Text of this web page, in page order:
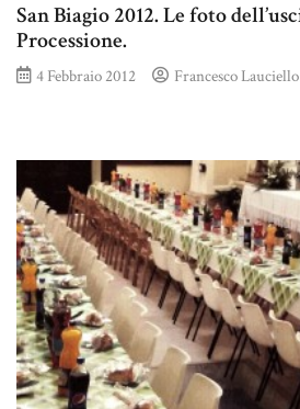
San Biagio 2012. Le foto
Processione.
4 Febbraio 2012 Francesco Lauciello